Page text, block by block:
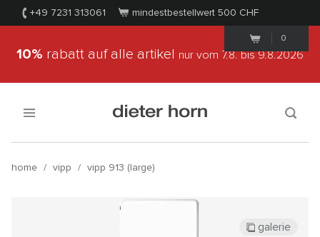
+49 7231 313061 mindestbestellwert 500 CHF
0
10% rabatt auf alle artikel nur vom 7.8.bis 9.8.2026
home / vipp / vipp 913 (large)
galerie